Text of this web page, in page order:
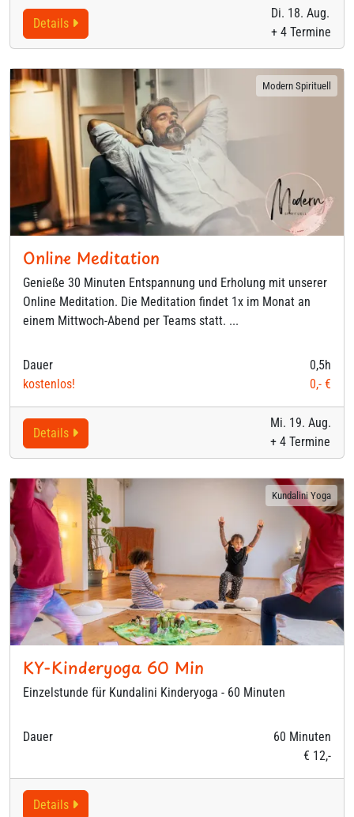
Di. 18. Aug.
+ 4 Termine
Details
Modern Spirituell
Online Meditation
Genieße 30 Minuten Entspannung und Erholung mit unserer
Online Meditation. Die Meditation findet 1x im Monat an
einem Mittwoch-Abend per Teams statt. ...
Dauer
0,5h
kostenlos!
0,- €
Mi. 19. Aug.
+ 4 Termine
Details
Kundalini Yoga
KY-Kinderyoga 60 Min
Einzelstunde für Kundalini Kinderyoga - 60 Minuten
Dauer
60 Minuten
€ 12,-
Details